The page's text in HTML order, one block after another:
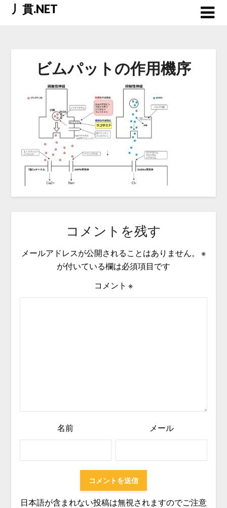
Skip丿貫.NET
ビムパットの作用機序
コメントを残す
メールアドレスが公開されることはありません。
※
が付いている欄は必須項目です
コメント ※
名前 メール
日本語が含まれない投稿は無視されますのでご注意